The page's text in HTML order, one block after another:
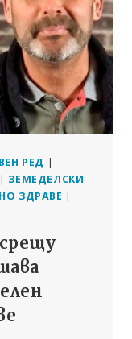
РЕД |
| ЗЕМЕДЕЛСКИ
ЗДРАВЕ |